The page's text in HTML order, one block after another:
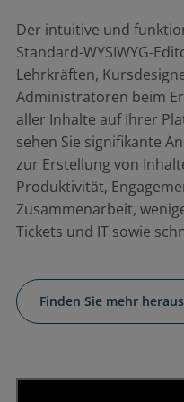
Der intuitive und
Standard-WYSIWYG-
Lehrkräften,
Administratoren beim
aller Inhalte auf Ihrer
sehen Sie signifikante
zur Erstellung von
Produktivität,
Zusammenarbeit,
Tickets und IT sowie
Finden Sie mehr heraus